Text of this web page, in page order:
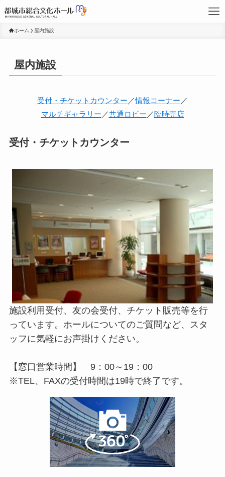
ホーム 屋内施設
屋内施設
受付・チケットカウンター ／情報コーナー ／
マルチギャラリー ／共通ロビー ／臨時売店
受付・チケットカウンター
施設利用受付、友の会受付、チケット販売等を行
っています。ホールについてのご質問など、スタ
ッフに気軽にお声掛けください。
【窓口営業時間】 9：00～19：00
※TEL、FAXの受付時間は19時で終了です。